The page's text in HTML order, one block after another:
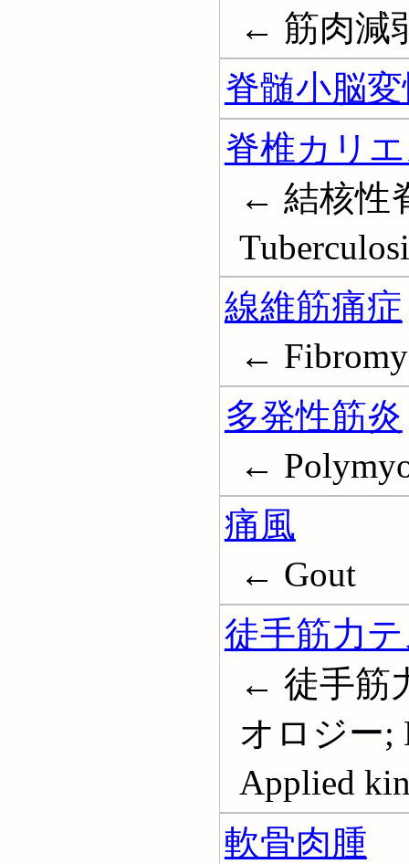
← 筋肉減
脊髄小脳
脊椎カリ
← 結核性
線維筋痛症
←
多発性筋炎
←
痛風
← Gout
徒手筋力
← 徒手筋
オロジー;
Applied
軟骨肉腫